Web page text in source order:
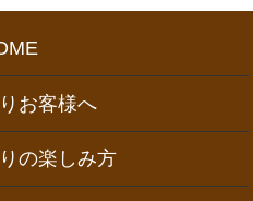
お客様へ
の楽しみ方